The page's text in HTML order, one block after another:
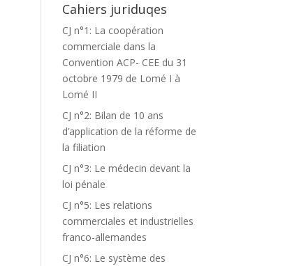
Cahiers juriduqes
CJ n°1: La coopération
commerciale dans la
Convention ACP- CEE du 31
octobre 1979 de Lomé I à
Lomé II
CJ n°2: Bilan de 10 ans
d’application de la réforme de
la filiation
CJ n°3: Le médecin devant la
loi pénale
CJ n°5: Les relations
commerciales et industrielles
franco-allemandes
CJ n°6: Le système des